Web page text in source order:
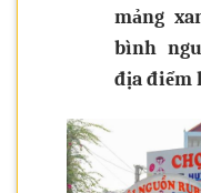
mảng
bình
địa điểm